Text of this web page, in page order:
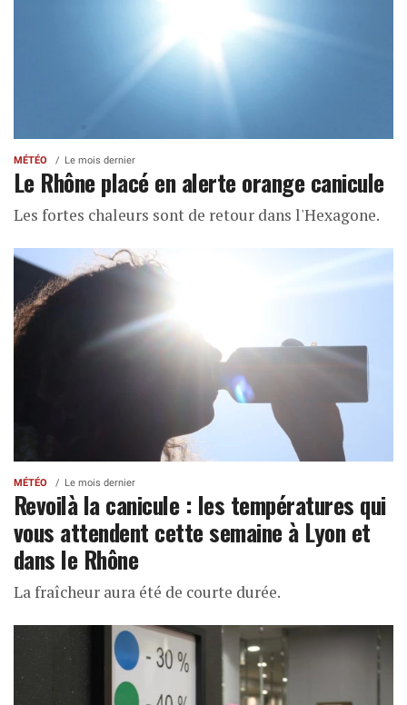
MÉTÉO Le mois dernier
Le Rhône placé en alerte orange canicule
Les fortes chaleurs sont de retour dans l'Hexagone.
MÉTÉO Le mois dernier
Revoilà la canicule : les températures qui
vous attendent cette semaine à Lyon et
dans le Rhône
La fraîcheur aura été de courte durée.